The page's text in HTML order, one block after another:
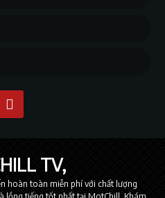
TV
hoàn toàn miễn phí với chất lượng